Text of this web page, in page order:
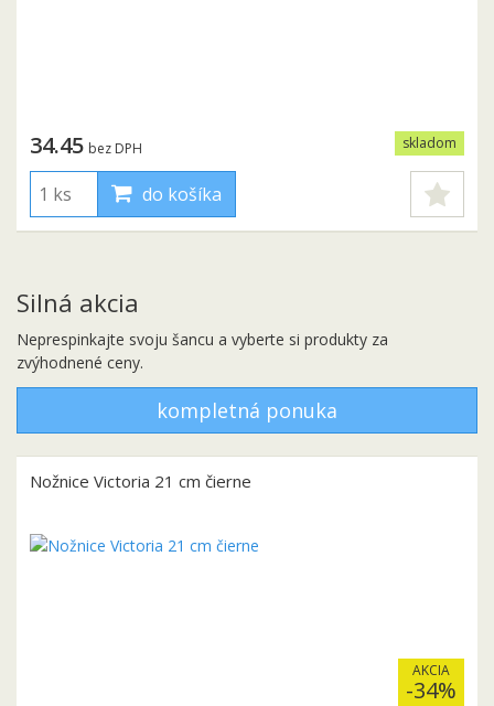
skladom
34.45 bez DPH
do košíka
Silná akcia
Neprespinkajte svoju šancu a vyberte si produkty za
zvýhodnené ceny.
kompletná ponuka
Nožnice Victoria 21 cm čierne
AKCIA
-34%